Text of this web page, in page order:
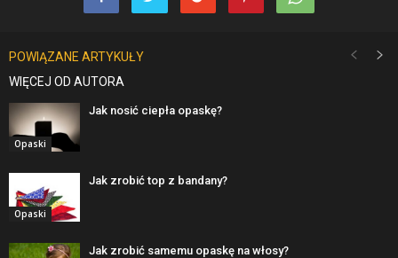
POWIĄZANE ARTYKUŁY
WIĘCEJ OD AUTORA
Opaski
Jak nosić ciepła opaskę?
Opaski
Jak zrobić top z bandany?
Jak zrobić samemu opaskę na włosy?